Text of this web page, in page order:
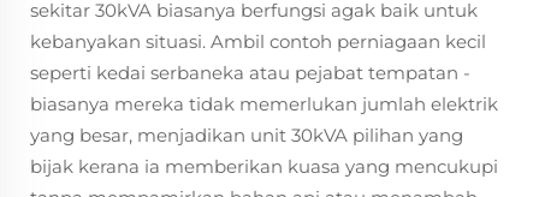
sekitar 30kVA biasanya berfungsi agak baik untuk
kebanyakan situasi. Ambil contoh perniagaan kecil
seperti kedai serbaneka atau pejabat tempatan -
biasanya mereka tidak memerlukan jumlah elektrik
yang besar, menjadikan unit 30kVA pilihan yang
bijak kerana ia memberikan kuasa yang mencukupi